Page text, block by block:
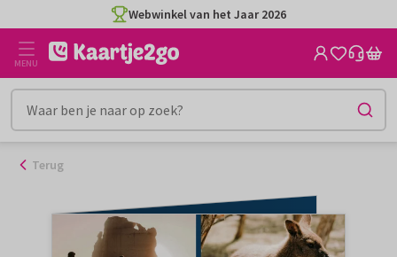
naar
inhoud
Webwinkel van het Jaar 2026
MENU
Terug